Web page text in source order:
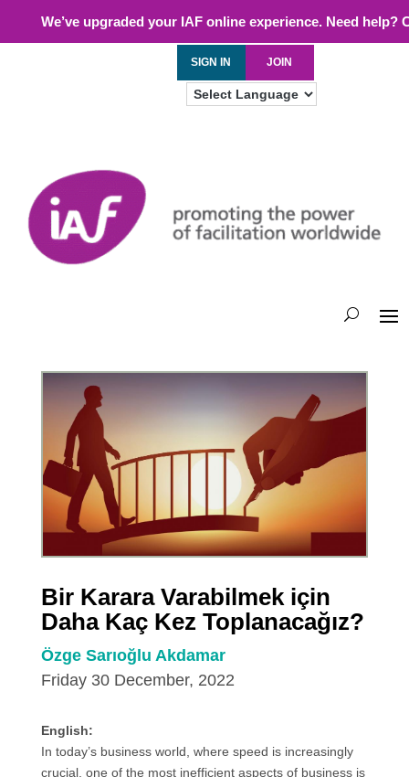
We’ve upgraded your IAF online experience. Need help?
SIGN IN JOIN
Bir Karara Varabilmek için
Daha Kaç Kez Toplanacağız?
Özge Sarıoğlu Akdamar
Friday 30 December, 2022
English:
In today’s business world, where speed is increasingly
crucial, one of the most inefficient aspects of business is